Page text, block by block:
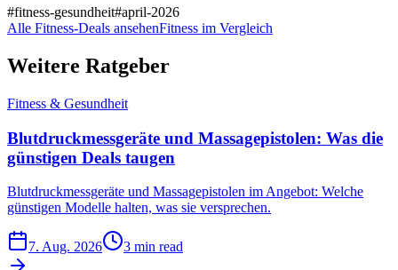
#fitness-gesundheit#april-2026
Alle Fitness-Deals ansehenFitness im Vergleich
Weitere Ratgeber
Fitness & Gesundheit
Blutdruckmessgeräte und Massagepistolen: Was die
günstigen Deals taugen
Blutdruckmessgeräte und Massagepistolen im Angebot: Welche
günstigen Modelle halten, was sie versprechen.
7. Aug. 2026 3 min read